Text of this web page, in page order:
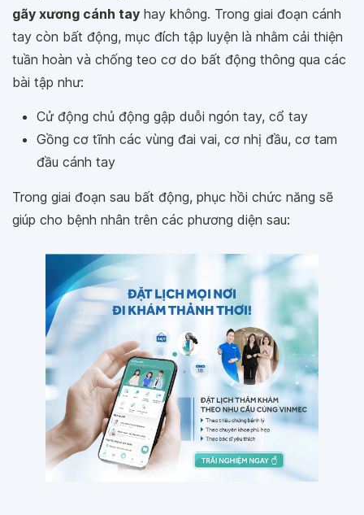
gãy xương cánh tay hay không. Trong giai đoạn cánh
tay còn bất động, mục đích tập luyện là nhằm cải thiện
tuần hoàn và chống teo cơ do bất động thông qua các
bài tập như:
Cử động chủ động gập duỗi ngón tay, cổ tay
Gồng cơ tĩnh các vùng đai vai, cơ nhị đầu, cơ tam
đầu cánh tay
Trong giai đoạn sau bất động, phục hồi chức năng sẽ
giúp cho bệnh nhân trên các phương diện sau: